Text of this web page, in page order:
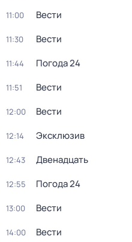
11:00 Вести
11:30 Вести
11:44 Погода 24
11:51 Вести
12:00 Вести
12:14 Эксклюзив
12:43 Двенадцать
12:55 Погода 24
13:00 Вести
14:00 Вести